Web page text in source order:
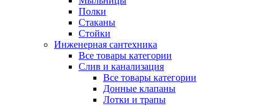
Полки
Стаканы
Стойки
Инженерная сантехника
Все товары категории
Слив и канализация
Все товары категории
Донные клапаны
Лотки и трапы